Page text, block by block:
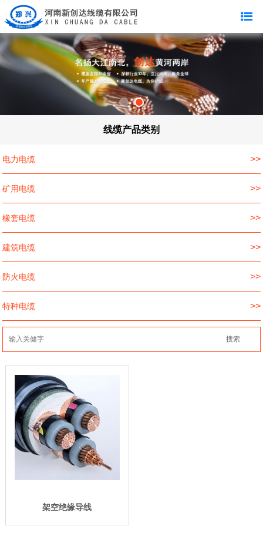
线缆产品类别
电力电缆 >>
矿用电缆 >>
橡套电缆 >>
建筑电缆 >>
防火电缆 >>
特种电缆 >>
架空绝缘导线